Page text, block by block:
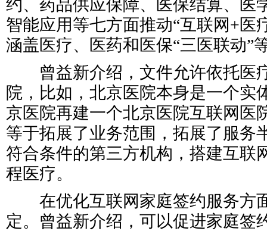
约、药品供应保障、医保结算、医
智能应用等七方面推动“互联网+医
涵盖医疗、医药和医保“三医联动”
曾益新介绍，文件允许依托医
院，比如，北京医院本身是一个实
京医院再建一个北京医院互联网医
等于拓展了业务范围，拓展了服务
符合条件的第三方机构，搭建互联
程医疗。
在优化互联网家庭签约服务方
定。曾益新介绍，可以促进家庭签